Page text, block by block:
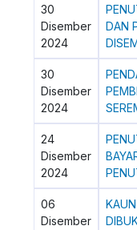
30
Disember
2024
DAN
30
Disember
2024
24
Disember
2024
06
Disember